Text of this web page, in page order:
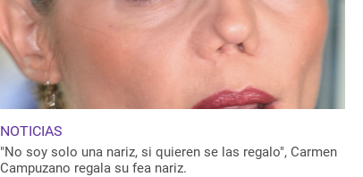
NOTICIAS
"No soy solo una nariz, si quieren se las regalo", Carmen
Campuzano regala su fea nariz.